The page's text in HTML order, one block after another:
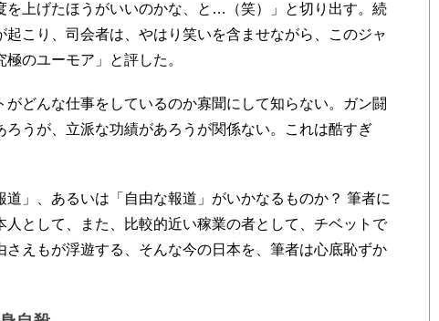
上げたほうがいいのかな、と…（笑）」と切り出す。続
こり、司会者は、やはり笑いを含ませながら、このジャ
のユーモア」と評した。
どんな仕事をしているのか寡聞にして知らない。ガン闘
ろうが、立派な功績があろうが関係ない。これは酷すぎ
」、あるいは「自由な報道」がいかなるものか？ 筆者に
人として、また、比較的近い稼業の者として、チベットで
さえもが浮遊する、そんな今の日本を、筆者は心底恥ずか